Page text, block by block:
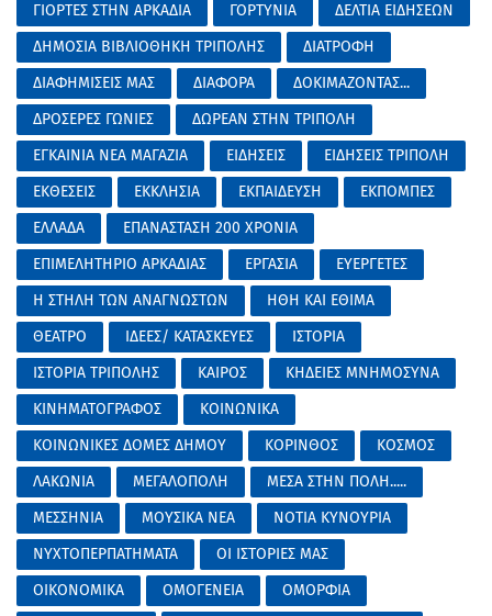
ΓΙΟΡΤΕΣ ΣΤΗΝ ΑΡΚΑΔΙΑ
ΓΟΡΤΥΝΙΑ
ΔΕΛΤΙΑ ΕΙΔΗΣΕΩΝ
ΔΗΜΟΣΙΑ ΒΙΒΛΙΟΘΗΚΗ ΤΡΙΠΟΛΗΣ
ΔΙΑΤΡΟΦΗ
ΔΙΑΦΗΜΙΣΕΙΣ ΜΑΣ
ΔΙΑΦΟΡΑ
ΔΟΚΙΜΑΖΟΝΤΑΣ...
ΔΡΟΣΕΡΕΣ ΓΩΝΙΕΣ
ΔΩΡΕΑΝ ΣΤΗΝ ΤΡΙΠΟΛΗ
ΕΓΚΑΙΝΙΑ ΝΕΑ ΜΑΓΑΖΙΑ
ΕΙΔΗΣΕΙΣ
ΕΙΔΗΣΕΙΣ ΤΡΙΠΟΛΗ
ΕΚΘΕΣΕΙΣ
ΕΚΚΛΗΣΙΑ ΕΚΠΑΙΔΕΥΣΗ
ΕΚΠΟΜΠΕΣ
ΕΛΛΑΔΑ
ΕΠΑΝΑΣΤΑΣΗ 200 ΧΡΟΝΙΑ
ΕΠΙΜΕΛΗΤΗΡΙΟ ΑΡΚΑΔΙΑΣ
ΕΡΓΑΣΙΑ
ΕΥΕΡΓΕΤΕΣ
Η ΣΤΗΛΗ ΤΩΝ ΑΝΑΓΝΩΣΤΩΝ
ΗΘΗ ΚΑΙ ΕΘΙΜΑ
ΘΕΑΤΡΟ
ΙΔΕΕΣ/ ΚΑΤΑΣΚΕΥΕΣ
ΙΣΤΟΡΙΑ
ΙΣΤΟΡΙΑ ΤΡΙΠΟΛΗΣ
ΚΑΙΡΟΣ
ΚΗΔΕΙΕΣ ΜΝΗΜΟΣΥΝΑ
ΚΙΝΗΜΑΤΟΓΡΑΦΟΣ
ΚΟΙΝΩΝΙΚΑ
ΚΟΙΝΩΝΙΚΕΣ ΔΟΜΕΣ ΔΗΜΟΥ
ΚΟΡΙΝΘΟΣ
ΚΟΣΜΟΣ
ΛΑΚΩΝΙΑ
ΜΕΓΑΛΟΠΟΛΗ
ΜΕΣΑ ΣΤΗΝ ΠΟΛΗ.....
ΜΕΣΣΗΝΙΑ
ΜΟΥΣΙΚΑ ΝΕΑ
ΝΟΤΙΑ ΚΥΝΟΥΡΙΑ
ΝΥΧΤΟΠΕΡΠΑΤΗΜΑΤΑ
ΟΙ ΙΣΤΟΡΙΕΣ ΜΑΣ
ΟΙΚΟΝΟΜΙΚΑ
ΟΜΟΓΕΝΕΙΑ
ΟΜΟΡΦΙΑ